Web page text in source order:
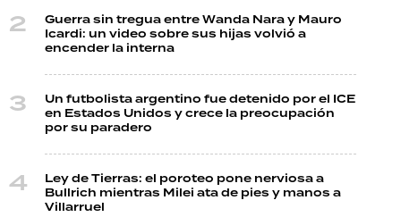
Guerra sin tregua entre Wanda Nara y Mauro
Icardi: un video sobre sus hijas volvió a
encender la interna
Un futbolista argentino fue detenido por el ICE
en Estados Unidos y crece la preocupación
por su paradero
Ley de Tierras: el poroteo pone nerviosa a
Bullrich mientras Milei ata de pies y manos a
Villarruel